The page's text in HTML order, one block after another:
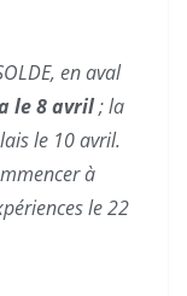
en aval
le 8 avril; la
le 10 avril.
à
le 22